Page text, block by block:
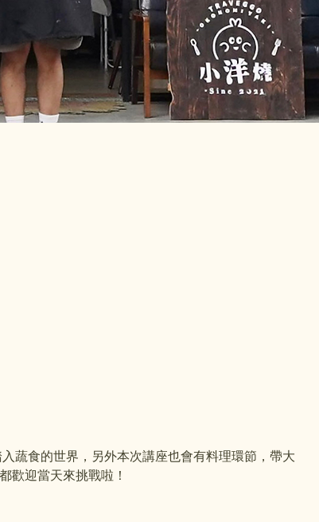
蔬食的世界，另外本次講座也會有料理環節，帶大
歡迎當天來挑戰啦！